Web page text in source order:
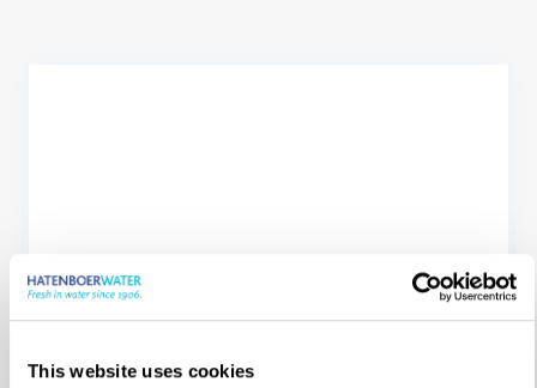
This website uses cookies
Onze kantoren,